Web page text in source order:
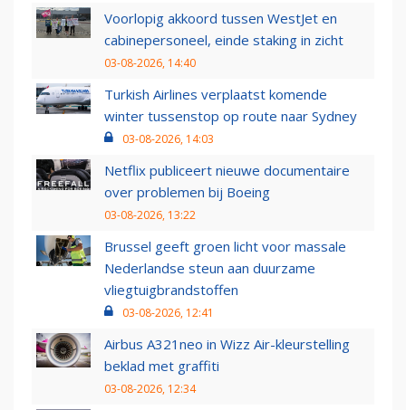
Voorlopig akkoord tussen WestJet en
cabinepersoneel, einde staking in zicht
03-08-2026, 14:40
Turkish Airlines verplaatst komende
winter tussenstop op route naar Sydney
03-08-2026, 14:03
Netflix publiceert nieuwe documentaire
over problemen bij Boeing
03-08-2026, 13:22
Brussel geeft groen licht voor massale
Nederlandse steun aan duurzame
vliegtuigbrandstoffen
03-08-2026, 12:41
Airbus A321neo in Wizz Air-kleurstelling
beklad met graffiti
03-08-2026, 12:34